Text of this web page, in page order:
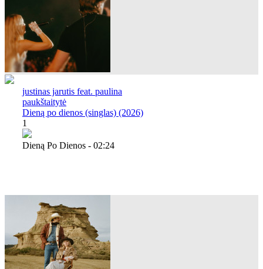
justinas jarutis feat. paulina
paukštaitytė
Dieną po dienos (singlas) (2026)
1
Dieną Po Dienos - 02:24